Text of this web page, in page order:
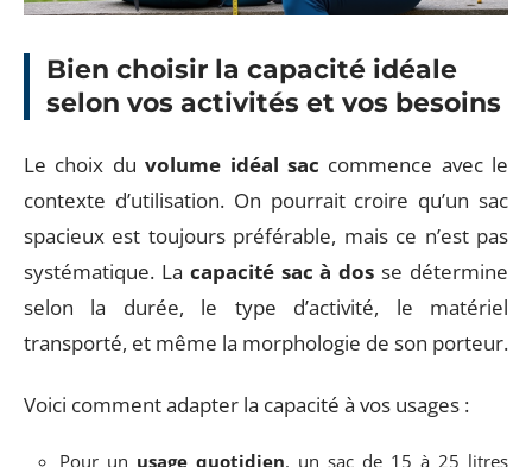
Bien choisir la capacité idéale
selon vos activités et vos besoins
Le choix duvolume idéal sac commence avec le
contexte d’utilisation. On pourrait croire qu’un sac
spacieux est toujours préférable, mais ce n’est pas
systématique. La capacité sac à dos se détermine
selon la durée, le type d’activité, le matériel
transporté, et même la morphologie de son porteur.
Voici comment adapter la capacité à vos usages :
Pour un usage quotidien, un sac de 15 à 25 litres